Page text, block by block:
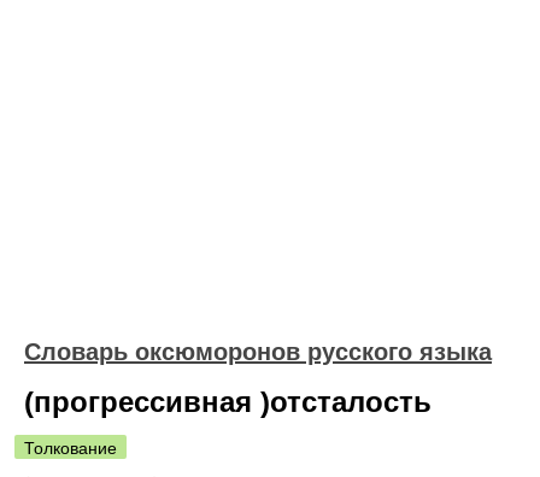
Словарь оксюморонов русского языка
(прогрессивная )отсталость
Толкование